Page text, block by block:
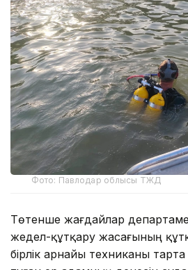
Фото: Павлодар облысы ТЖД
Төтенше жағдайлар
жедел-құтқару жасағының
бірлік арнайы техниканы